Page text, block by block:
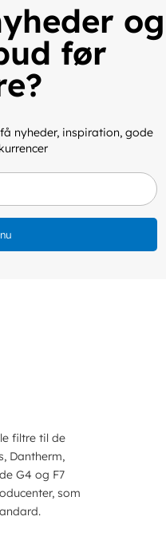
og
før
nyheder, inspiration, gode
filtre til de
Dantherm,
G4 og F7
som